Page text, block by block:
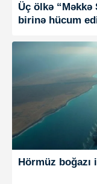
Üç ölkə “Məkkə
birinə hücum
Hörmüz boğazı